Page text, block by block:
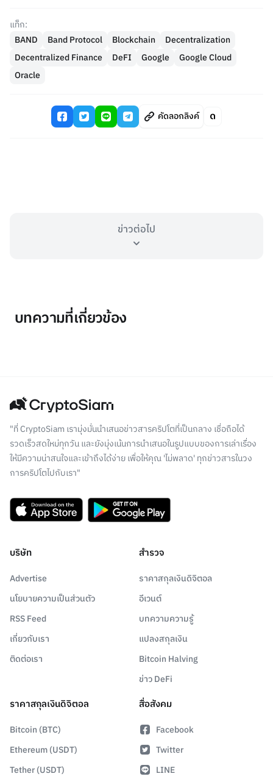
แท็ก:
BAND
Band Protocol Blockchain
Decentralization
Decentralized Finance
DeFI Google
Google Cloud
Oracle
คัดลอกลิงค์
ข่าวต่อไป
บทความที่เกี่ยวข้อง
"ที่ CryptoSiam เรามุ่งมั่นนำเสนอข่าวสารคริปโตที่เป็นกลาง เชื่อถือได้
รวดเร็วสดใหม่ทุกวัน และยังมุ่งเน้นการนำเสนอในรูปแบบของการเล่าเรื่อง
ให้มีความน่าสนใจและเข้าถึงได้ง่าย เพื่อให้คุณ 'ไม่พลาด' ทุกข่าวสารในวง
การคริปโตไปกับเรา"
บริษัท
Advertise
นโยบายความเป็นส่วนตัว
RSS Feed
เกี่ยวกับเรา
ติดต่อเรา
สำรวจ
ราคาสกุลเงินดิจิตอล
อีเวนต์
บทความความรู้
แปลงสกุลเงิน
Bitcoin Halving
ข่าว DeFi
ราคาสกุลเงินดิจิตอล
Bitcoin (BTC)
Ethereum (USDT)
Tether (USDT)
สื่อสังคม
Facebook
Twitter
LINE